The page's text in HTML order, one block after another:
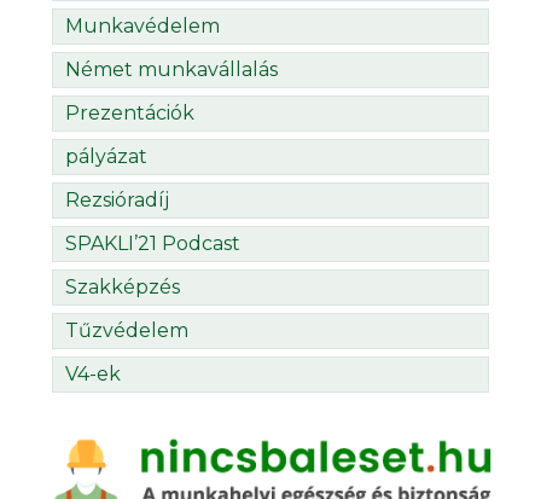
Munkavédelem
Német munkavállalás
Prezentációk
pályázat
Rezsióradíj
SPAKLI’21 Podcast
Szakképzés
Tűzvédelem
V4-ek